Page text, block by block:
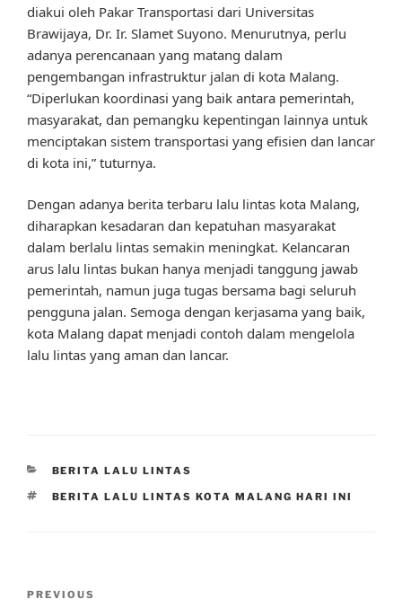
diakui oleh Pakar Transportasi dari Universitas
Brawijaya, Dr. Ir. Slamet Suyono. Menurutnya, perlu
adanya perencanaan yang matang dalam
pengembangan infrastruktur jalan di kota Malang.
“Diperlukan koordinasi yang baik antara pemerintah,
masyarakat, dan pemangku kepentingan lainnya untuk
menciptakan sistem transportasi yang efisien dan lancar
di kota ini,” tuturnya.
Dengan adanya berita terbaru lalu lintas kota Malang,
diharapkan kesadaran dan kepatuhan masyarakat
dalam berlalu lintas semakin meningkat. Kelancaran
arus lalu lintas bukan hanya menjadi tanggung jawab
pemerintah, namun juga tugas bersama bagi seluruh
pengguna jalan. Semoga dengan kerjasama yang baik,
kota Malang dapat menjadi contoh dalam mengelola
lalu lintas yang aman dan lancar.
CATEGORIES
BERITA LALU LINTAS
TAGS
BERITA LALU LINTAS KOTA MALANG HARI INI
Previous
PREVIOUS